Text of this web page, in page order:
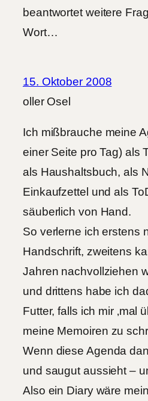
beantwortet weitere
Wort…
15. Oktober 2008
oller Osel
Ich mißbrauche meine
einer Seite pro Tag) als
als Haushaltsbuch, als
Einkaufzettel und als
säuberlich von Hand.
So verlerne ich erstens
Handschrift, zweitens
Jahren nachvollziehen
und drittens habe ich
Futter, falls ich mir ‚mal
meine Memoiren zu
Wenn diese Agenda
und saugut aussieht –
Also ein Diary wäre